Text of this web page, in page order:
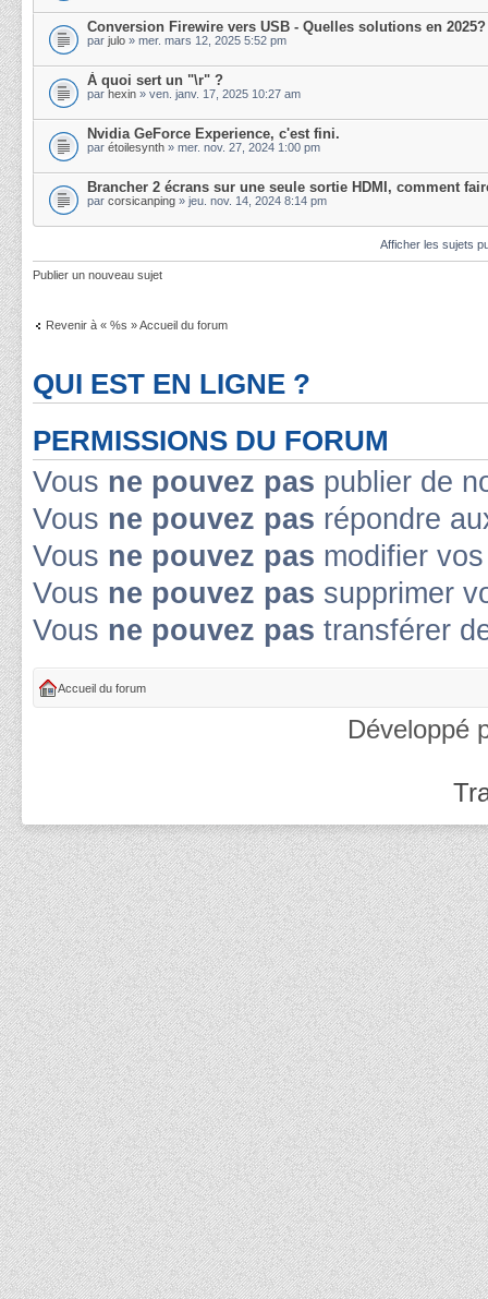
Conversion Firewire vers USB - Quelles solutions en 2025?
par julo » mer. mars 12, 2025 5:52 pm
À quoi sert un "\r" ?
par hexin » ven. janv. 17, 2025 10:27 am
Nvidia GeForce Experience, c'est fini.
par étoilesynth » mer. nov. 27, 2024 1:00 pm
Brancher 2 écrans sur une seule sortie HDMI, comment
par corsicanping » jeu. nov. 14, 2024 8:14 pm
Afficher les sujets
Publier un nouveau sujet
Revenir à « %s » Accueil du forum
QUI EST EN LIGNE ?
PERMISSIONS DU FORUM
Vous ne pouvez pas publier de
Vous ne pouvez pas répondre
Vous ne pouvez pas modifier
Vous ne pouvez pas supprimer
Vous ne pouvez pas transférer
Accueil du forum
Développé